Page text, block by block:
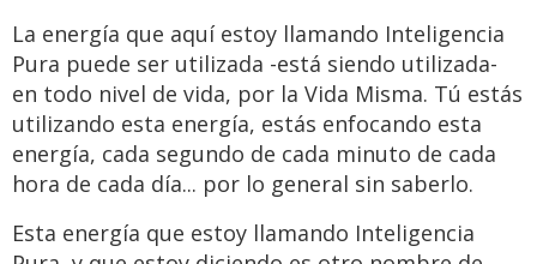
La energía que aquí estoy llamando Inteligencia
Pura puede ser utilizada -está siendo utilizada-
en todo nivel de vida, por la Vida Misma. Tú estás
utilizando esta energía, estás enfocando esta
energía, cada segundo de cada minuto de cada
hora de cada día... por lo general sin saberlo.
Esta energía que estoy llamando Inteligencia